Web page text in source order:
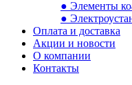
● Элементы
●
Оплата и доставка
Акции и новости
О компании
Контакты